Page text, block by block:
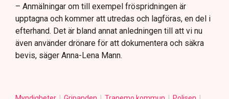
– Anmälningar om till exempel fröspridningen är
upptagna och kommer att utredas och lagföras, en del i
efterhand. Det är bland annat anledningen till att vi nu
även använder drönare för att dokumentera och säkra
bevis, säger Anna-Lena Mann.